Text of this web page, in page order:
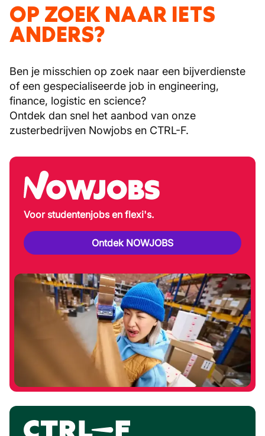
OP ZOEK NAAR IETS
ANDERS?
Ben je misschien op zoek naar een bijverdienste
of een gespecialiseerde job in engineering,
finance, logistic en science?
Ontdek dan snel het aanbod van onze
zusterbedrijven Nowjobs en CTRL-F.
Voor studentenjobs en flexi's.
Ontdek NOWJOBS